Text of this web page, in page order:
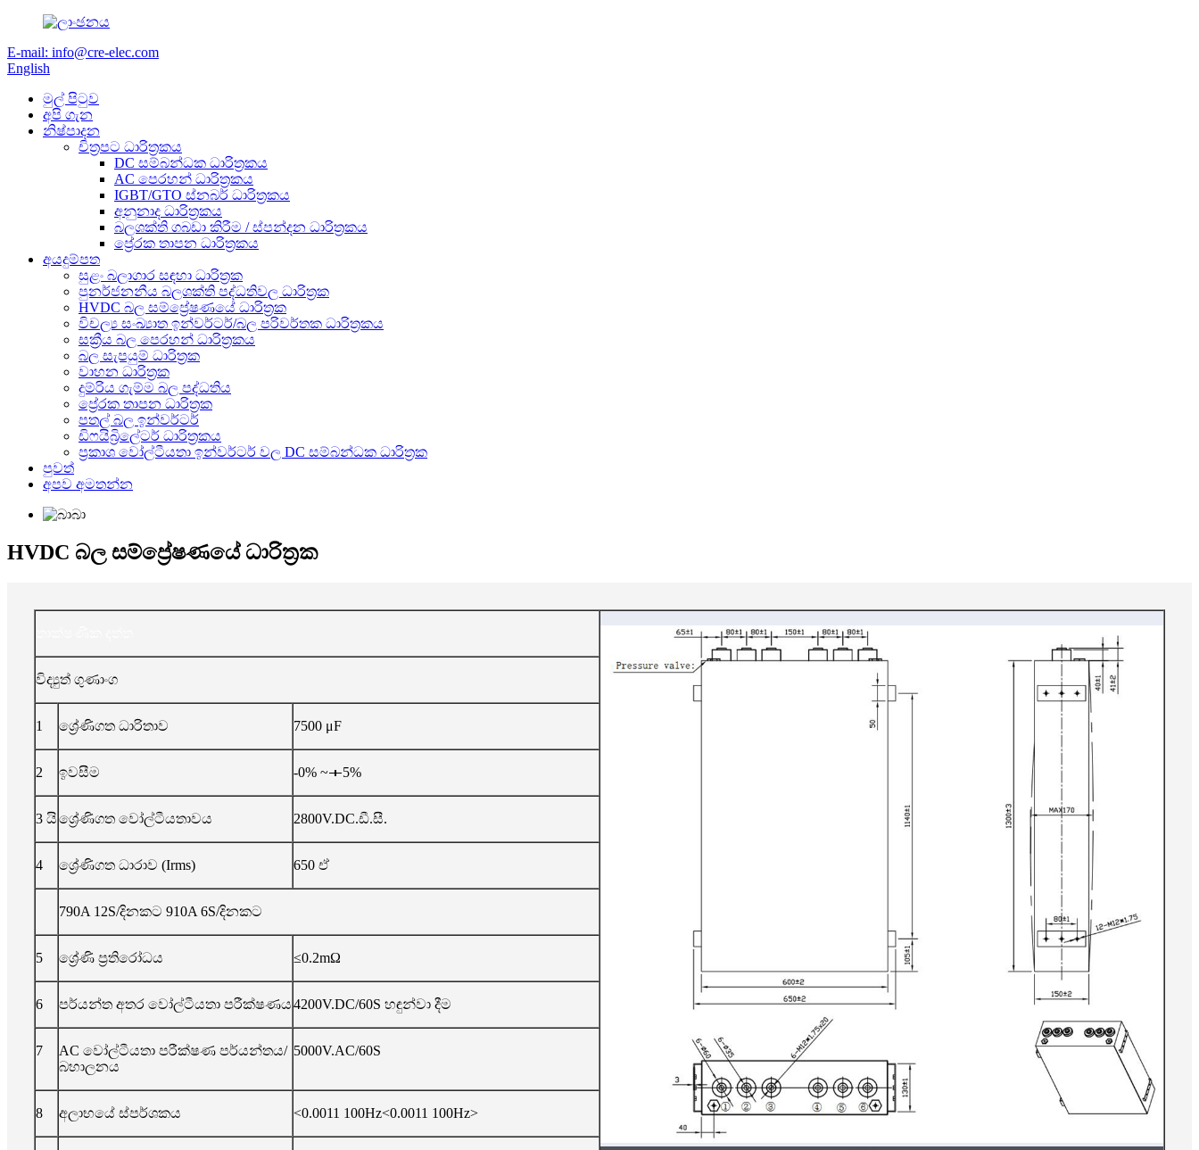
E-mail: info@cre-elec.com
English
මුල් පිටුව
අපි ගැන
නිෂ්පාදන
චිත්‍රපට ධාරිත්‍රකය
DC සම්බන්ධක ධාරිත්‍රකය
AC පෙරහන් ධාරිත්‍රකය
IGBT/GTO ස්නබර් ධාරිත්‍රකය
අනුනාද ධාරිත්‍රකය
බලශක්ති ගබඩා කිරීම / ස්පන්දන ධාරිත්‍රකය
ප්‍රේරක තාපන ධාරිත්‍රකය
අයදුම්පත
සුළං බලාගාර සඳහා ධාරිත්‍රක
පුනර්ජනනීය බලශක්ති පද්ධතිවල ධාරිත්‍රක
HVDC බල සම්ප්‍රේෂණයේ ධාරිත්‍රක
විචල්‍ය සංඛ්‍යාත ඉන්වර්ටර්/බල පරිවර්තක ධාරිත්‍රකය
සක්‍රීය බල පෙරහන් ධාරිත්‍රකය
බල සැපයුම් ධාරිත්‍රක
වාහන ධාරිත්‍රක
දුම්රිය ගැම්ම බල පද්ධතිය
ප්‍රේරක තාපන ධාරිත්‍රක
පතල් බල ඉන්වර්ටර්
ඩිෆයිබ්‍රිලේටර් ධාරිත්‍රකය
ප්‍රකාශ වෝල්ටීයතා ඉන්වර්ටර් වල DC සම්බන්ධක ධාරිත්‍රක
පුවත්
අපව අමතන්න
HVDC බල සම්ප්‍රේෂණයේ ධාරිත්‍රක
විද්‍යුත් ගුණාංග
1 ශ්‍රේණිගත ධාරිතාව 7500 μF
2 ඉවසීම -0% ~＋5%
3 යිශ්‍රේණිගත වෝල්ටීයතාවය 2800V.DC.ඩී.සී.
4 ශ්‍රේණිගත ධාරාව (Irms) 650 ඒ
790A 12S/දිනකට 910A 6S/දිනකට
5 ශ්‍රේණි ප්‍රතිරෝධය ≤0.2mΩ
6 පර්යන්ත අතර වෝල්ටීයතා පරීක්ෂණය4200V.DC/60S හඳුන්වා දීම
7
AC වෝල්ටීයතා පරීක්ෂණ පර්යන්තය/
බහාලනය
5000V.AC/60S
8 අලාභයේ ස්පර්ශකය <0.0011 100Hz<0.0011 100Hz>